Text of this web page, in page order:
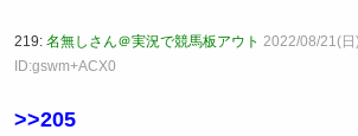
219: 名無しさん＠実況で競馬板アウト 2022/08/21(
ID:gswm+ACX0
>>205